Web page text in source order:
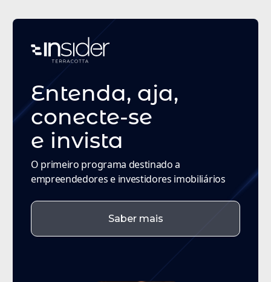
Entenda, aja,
conecte-se
e invista
O primeiro programa destinado a
empreendedores e investidores imobiliários
Saber mais